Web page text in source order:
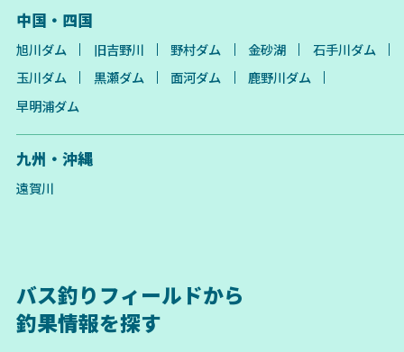
中国・四国
旭川ダム 旧吉野川 野村ダム 金砂湖
石手川ダム
玉川ダム
黒瀬ダム 面河ダム
鹿野川ダム
早明浦ダム
九州・沖縄
遠賀川
バス釣りフィールドから
釣果情報を探す